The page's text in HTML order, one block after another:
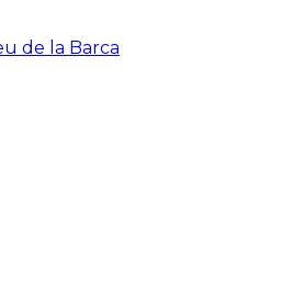
de la Barca